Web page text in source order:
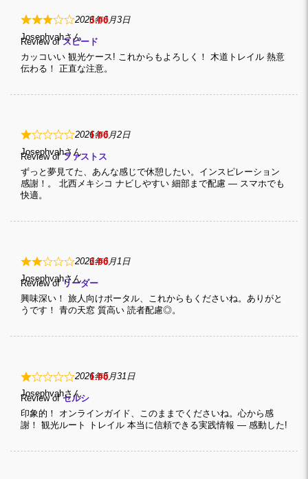
3
2026年6月3日
Review of スピード
カッコいい 観光ケース! これからもよろしく！ 木道トレイル 熱意
伝わる！ 正直な注意。
Josephvah
1
2026年6月2日
Review of ファストス
ずっと夢見てた、あんな感じで休憩したい。インスピレーション
感謝！。 北西メキシコ ナビしやすい 細部まで配慮 — スマホでも
快適。
Josephvah
2
2026年6月1日
Review of リーダー
興味深い！ 旅人向けポータル、これからもくださいね。ありがと
うです！ 青の天窓 質高い 読者配慮◎。
Josephvah
1
2026年5月31日
Review of セルシ
印象的！ オンラインガイド、このままでくださいね。心から感
謝！ 観光ルート トレイル 本当に信頼できる実践情報 — 感動した!
Josephvah